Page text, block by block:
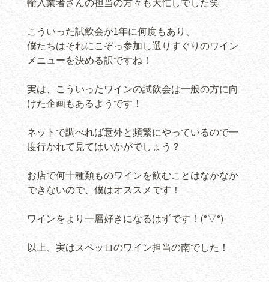
こういった試飲会が1年に何度もあり、
僕たちはそれにこぞっ参加し選りすぐりのワイン
メニューを決める訳ですね！
実は、こういったワインの試飲会は一般の方に向
けた企画もあるようです！
ネットで調べれば意外と頻繁にやっているので一
度行かれて見てはいかがでしょう？
お店で何十種類ものワインを飲むことはなかなか
できないので、僕はオススメです！
ワインをより一層好きになるはずです！(°▽°)
以上、実はスペッロのワイン担当の南でした！